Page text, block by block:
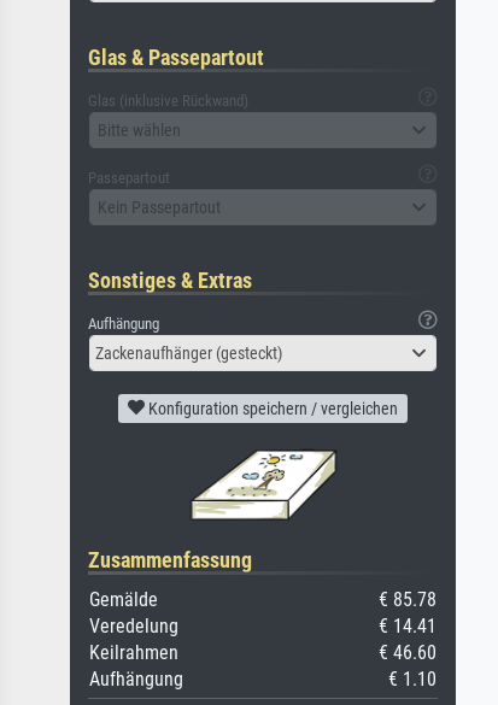
Glas & Passepartout
Glas (inklusive Rückwand)
Bitte wählen
Passepartout
Kein Passepartout
Sonstiges & Extras
Aufhängung
Zackenaufhänger (gesteckt)
Konfiguration speichern / vergleichen
Zusammenfassung
Gemälde
€ 85.78
Veredelung
€ 14.41
Keilrahmen
€ 46.60
Aufhängung
€ 1.10